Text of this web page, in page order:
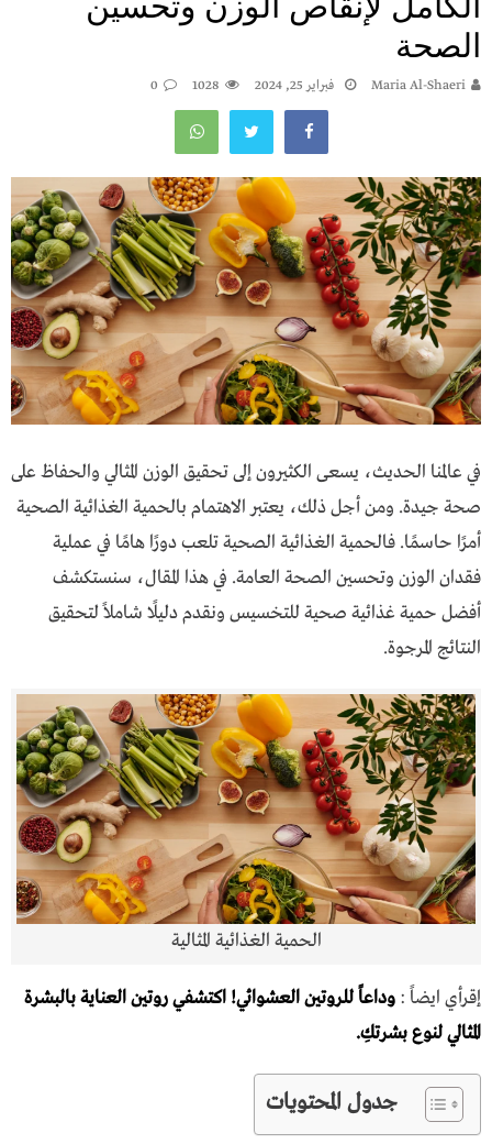
الصحة
Maria Al-Shaeri فبراير 25, 2024 1028
0
في عالمنا الحديث، يسعى الكثيرون إلى تحقيق الوزن المثالي والحفاظ على
صحة جيدة. ومن أجل ذلك، يعتبر الاهتمام بالحمية الغذائية الصحية
أمرًا حاسمًا. فالحمية الغذائية الصحية تلعب دورًا هامًا في عملية
فقدان الوزن وتحسين الصحة العامة. في هذا المقال، سنستكشف
أفضل حمية غذائية صحية للتخسيس ونقدم دليلًا شاملاً لتحقيق
النتائج المرجوة.
الحمية الغذائية المثالية
إقرأي ايضاً : وداعاً للروتين العشوائي! اكتشفي روتين العناية بالبشرة
المثالي لنوع بشرتكِ.
جدول المحتويات